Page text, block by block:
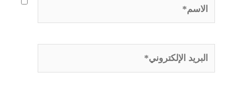
الإلكتروني*